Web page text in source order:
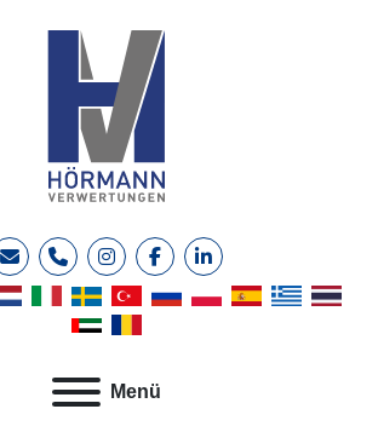
E-MailTelefoninstagramfacebooklinkedin
Menü